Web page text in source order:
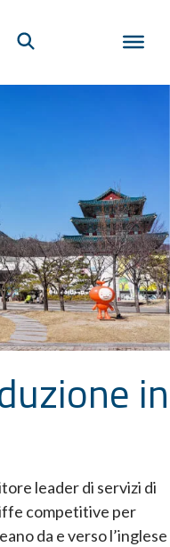
in
leader di servizi di
competitive per
da e verso l’inglese